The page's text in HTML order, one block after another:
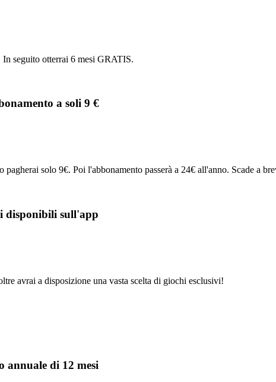
seguito otterrai 6 mesi GRATIS.
a soli 9 €
solo 9€. Poi l'abbonamento passerà a 24€ all'anno. Scade a
disponibili sull'app
avrai a disposizione una vasta scelta di giochi esclusivi!
annuale di 12 mesi